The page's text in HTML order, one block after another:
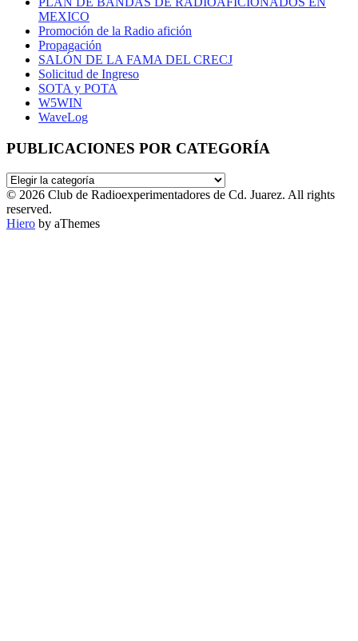
MEXICO
Promoción de la Radio afición
Propagación
SALÓN DE LA FAMA DEL CRECJ
Solicitud de Ingreso
SOTA y POTA
W5WIN
WaveLog
PUBLICACIONES POR CATEGORÍA
PUBLICACIONES
POR
CATEGORÍA
© 2026 Club de Radioexperimentadores de Cd. Juarez. All rights
reserved.
Hiero by aThemes